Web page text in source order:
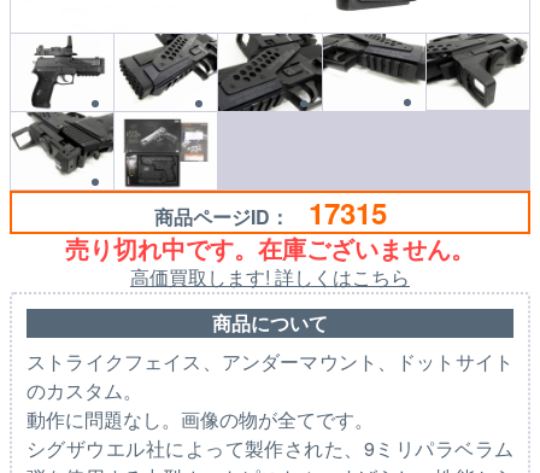
商品ページID： 17315
売り切れ中です。在庫ございません。
高価買取します! 詳しくはこちら
商品について
ストライクフェイス、アンダーマウント、ドットサイト
のカスタム。
動作に問題なし。画像の物が全てです。
シグザウエル社によって製作された、9ミリパラベラム